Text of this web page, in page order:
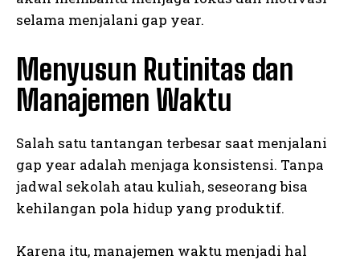
selama menjalani gap year.
Menyusun Rutinitas dan
Manajemen Waktu
Salah satu tantangan terbesar saat menjalani
gap year adalah menjaga konsistensi. Tanpa
jadwal sekolah atau kuliah, seseorang bisa
kehilangan pola hidup yang produktif.
Karena itu, manajemen waktu menjadi hal